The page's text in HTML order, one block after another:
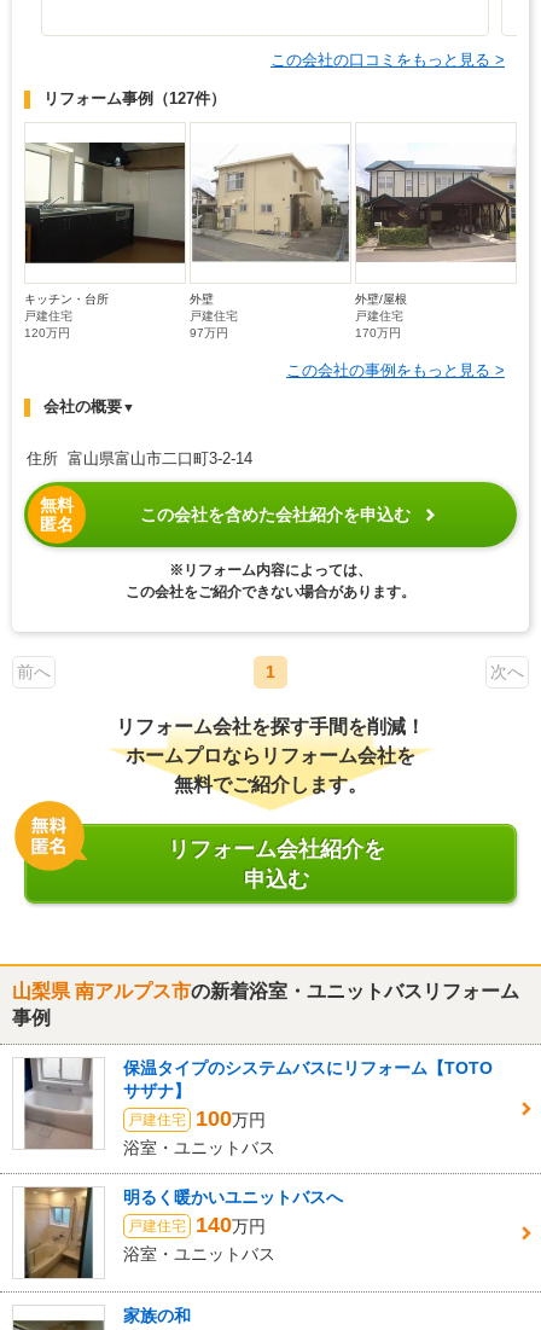
この会社の口コミをもっと見る >
リフォーム事例 （127件）
キッチン・台所
戸建住宅
120万円
外壁
戸建住宅
97万円
外壁/屋根
戸建住宅
170万円
この会社の事例をもっと見る >
会社の概要▼
住所 富山県富山市二口町3-2-14
無料
匿名
この会社を含めた会社紹介を申込む
※リフォーム内容によっては、
この会社をご紹介できない場合があります。
前へ 1 次へ
リフォーム会社を探す手間を削減！
ホームプロならリフォーム会社を
無料でご紹介します。
リフォーム会社紹介を
申込む
山梨県 南アルプス市の新着浴室・ユニットバスリフォーム
事例
保温タイプのシステムバスにリフォーム【TOTO
サザナ】
戸建住宅 100万円
浴室・ユニットバス
明るく暖かいユニットバスへ
戸建住宅 140万円
浴室・ユニットバス
家族の和